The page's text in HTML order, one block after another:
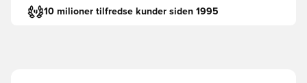
10 milioner tilfredse kunder siden 1995